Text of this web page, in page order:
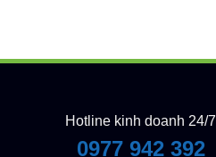
Hotline kinh doanh 24/7
0977 942 392